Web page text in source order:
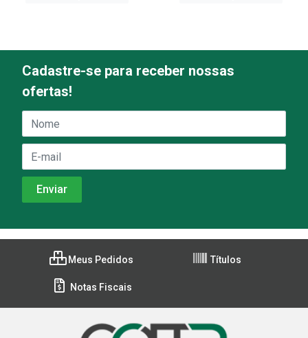
Cadastre-se para receber nossas
ofertas!
Meus Pedidos Títulos
Notas Fiscais